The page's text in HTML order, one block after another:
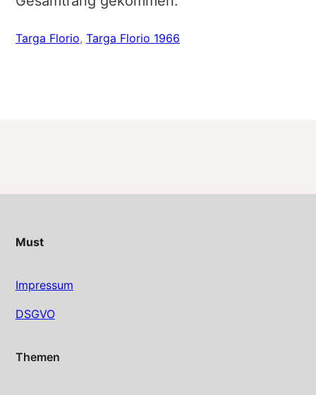
Targa Florio, Targa Florio 1966
Must
Impressum
DSGVO
Themen